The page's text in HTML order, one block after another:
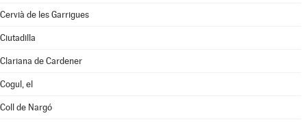
Cervià de les Garrigues
Ciutadilla
Clariana de Cardener
Cogul, el
Coll de Nargó